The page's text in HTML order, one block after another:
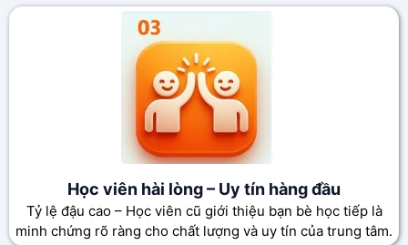
Học viên hài lòng – Uy tín hàng đầu
Tỷ lệ đậu cao – Học viên cũ giới thiệu bạn bè học tiếp là
minh chứng rõ ràng cho chất lượng và uy tín của trung tâm.